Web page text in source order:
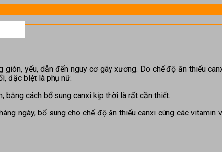
yếu, dẫn đến nguy cơ gãy xương. Do chế độ ăn thiếu
đặc biệt là phụ nữ.
cách bổ sung canxi kịp thời là rất cần thiết.
ngày, bổ sung cho chế độ ăn thiếu canxi cùng các vitamin